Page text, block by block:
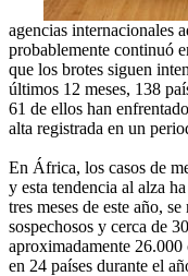
agencias internacionales
probablemente continuó
que los brotes siguen
últimos 12 meses, 138
61 de ellos han
alta registrada en un
En África, los casos de
y esta tendencia al alza
tres meses de este año,
sospechosos y cerca de
aproximadamente 26.000
en 24 países durante el